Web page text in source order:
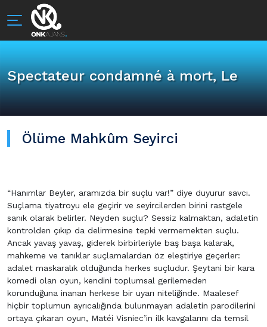
Spectateur condamné à mort, Le
Ölüme Mahkûm Seyirci
“Hanımlar Beyler, aramızda bir suçlu var!” diye duyurur savcı.
Suçlama tiyatroyu ele geçirir ve seyircilerden birini rastgele
sanık olarak belirler. Neyden suçlu? Sessiz kalmaktan, adaletin
kontrolden çıkıp da delirmesine tepki vermemekten suçlu.
Ancak yavaş yavaş, giderek birbirleriyle baş başa kalarak,
mahkeme ve tanıklar suçlamalardan öz eleştiriye geçerler:
adalet maskaralık olduğunda herkes suçludur. Şeytani bir kara
komedi olan oyun, kendini toplumsal gerilemeden
korunduğuna inanan herkese bir uyarı niteliğinde. Maalesef
hiçbir toplumun ayrıcalığında bulunmayan adaletin parodilerini
ortaya çıkaran oyun, Matéi Visniec’in ilk kavgalarını da temsil